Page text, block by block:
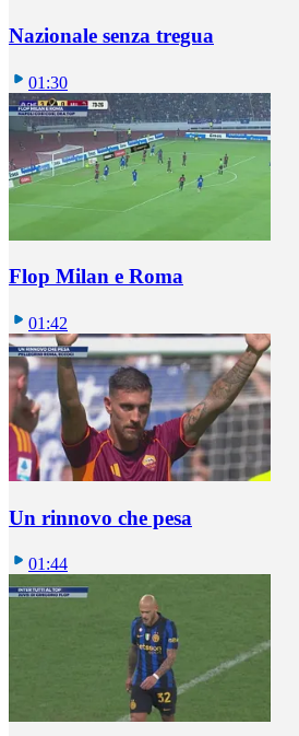
Nazionale senza tregua
01:30
Flop Milan e Roma
01:42
Un rinnovo che pesa
01:44